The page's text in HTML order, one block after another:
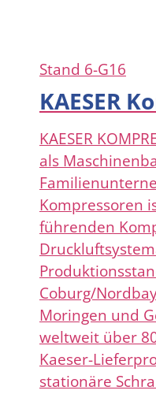
Stand 6-G16
KAESER
KAESER
als
Kompressoren
führenden
Coburg/
Moringen und
weltweit über
Kaeser-
stationäre